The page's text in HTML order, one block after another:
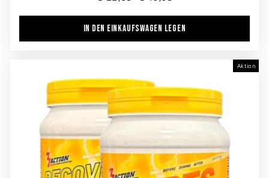
IN DEN EINKAUFSWAGEN LEGEN
Aktion